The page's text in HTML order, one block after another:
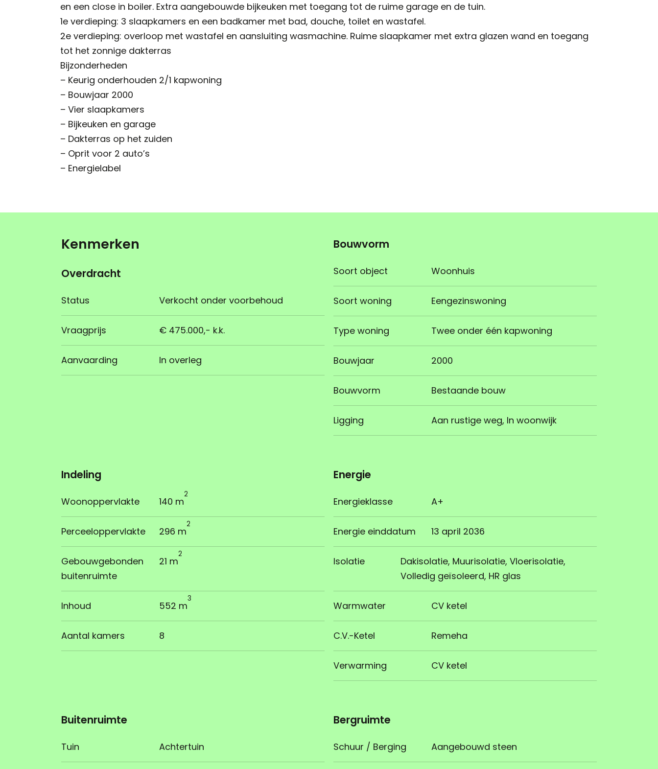
en een close in boiler. Extra aangebouwde bijkeuken met toegang tot de ruime garage en de tuin.
1e verdieping: 3 slaapkamers en een badkamer met bad, douche, toilet en wastafel.
2e verdieping: overloop met wastafel en aansluiting wasmachine. Ruime slaapkamer met extra glazen wand en toegang
tot het zonnige dakterras
Bijzonderheden
– Keurig onderhouden 2/1 kapwoning
– Bouwjaar 2000
– Vier slaapkamers
– Bijkeuken en garage
– Dakterras op het zuiden
– Oprit voor 2 auto’s
– Energielabel
Kenmerken
Overdracht
Status Verkocht onder voorbehoud
Vraagprijs € 475.000,- k.k.
Aanvaarding In overleg
Bouwvorm
Soort object Woonhuis
Soort woning Eengezinswoning
Type woning Twee onder één kapwoning
Bouwjaar 2000
Bouwvorm Bestaande bouw
Ligging Aan rustige weg, In woonwijk
Indeling
Woonoppervlakte 140 m
2
Perceeloppervlakte 296 m
2
Gebouwgebonden
buitenruimte
21 m
2
Inhoud 552 m
3
Aantal kamers 8
Energie
Energieklasse A+
Energie einddatum 13 april 2036
Isolatie
Dakisolatie, Muurisolatie, Vloerisolatie,
Volledig geïsoleerd, HR glas
Warmwater CV ketel
C.V.-Ketel Remeha
Verwarming CV ketel
Buitenruimte
Tuin Achtertuin
Bergruimte
Schuur / Berging Aangebouwd steen